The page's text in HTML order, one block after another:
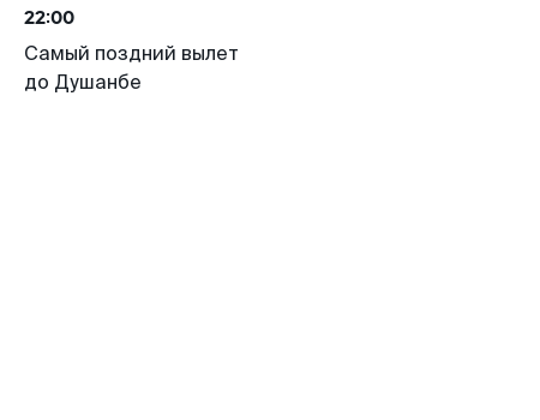
22:00
Самый поздний вылет
до Душанбе